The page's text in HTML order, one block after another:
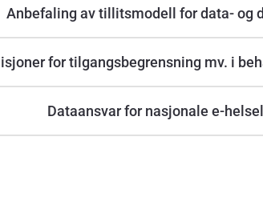
Anbefaling av tillitsmodell for data- og
for tilgangsbegrensning mv. i
Dataansvar for nasjonale e-